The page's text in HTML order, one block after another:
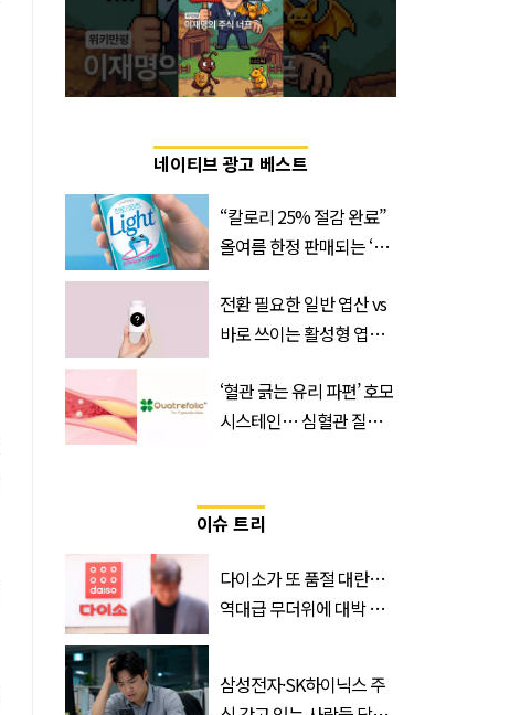
네이티브 광고 베스트
“칼로리 25% 절감 완료”
올여름 한정 판매되는 ‘최
전환 필요한 일반 엽산 vs
바로 쓰이는 활성형 엽
‘Quatrefolic®’ 주목
‘혈관 긁는 유리 파편’ 호모
시스테인… 심혈관 질환
이슈 트리
다이소가 또 품절 대란…
역대급 무더위에 대박 난
삼성전자·SK하이닉스 주